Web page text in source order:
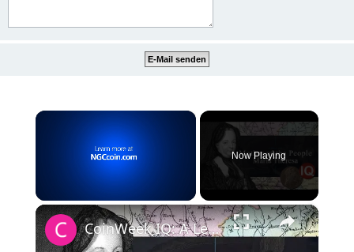
×
Unmute
Now Playing
×
CoinWeek IQ: A Legacy in Coins - Maria Theresa - 4K Video